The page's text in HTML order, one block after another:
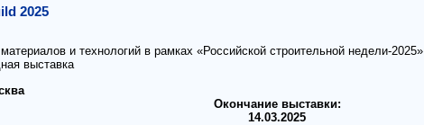
2025
и технологий в рамках «Российской строительной недели-2025»
выставка
Окончание выставки:
14.03.2025